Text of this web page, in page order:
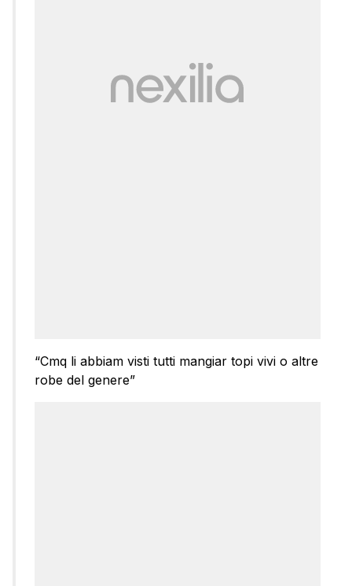
“Cmq li abbiam visti tutti mangiar topi vivi o altre
robe del genere”